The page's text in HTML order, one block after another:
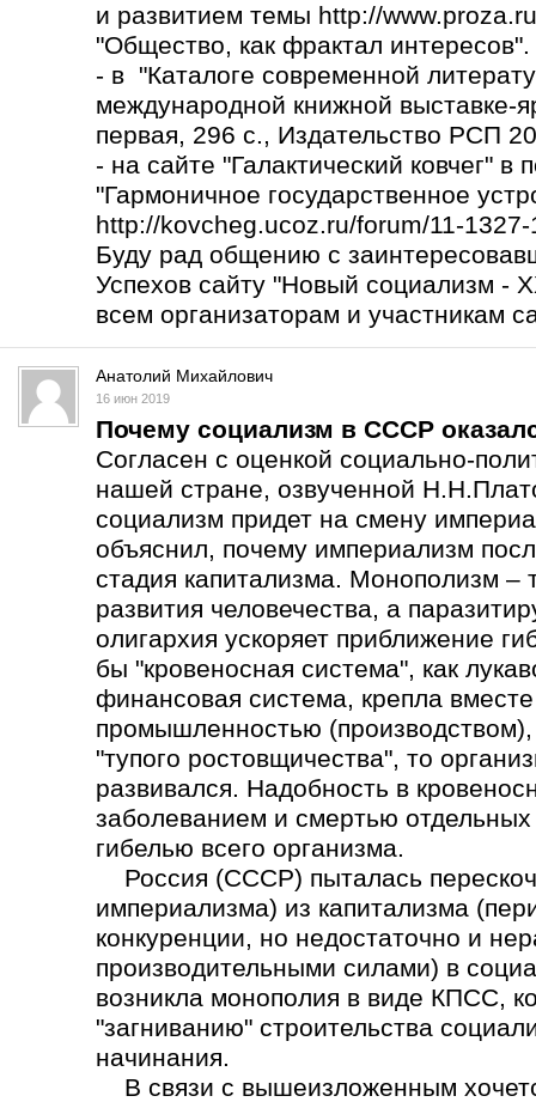
и развитием темы http://
"Общество, как фрактал интересов".
- в "Каталоге современной
международной книжной выставке-
первая, 296 с., Издательство РСП
- на сайте "Галактический ковчег" в
"Гармоничное государственное
http://kovcheg.ucoz.ru/forum/11-
Буду рад общению с
Успехов сайту "Новый социализм -
всем организаторам и участникам
Анатолий Михайлович
16 июн 2019
Почему социализм в СССР
Согласен с оценкой социально-
нашей стране, озвученной
социализм придет на смену
объяснил, почему империализм
стадия капитализма. Монополизм –
развития человечества, а
олигархия ускоряет приближение
бы "кровеносная система", как
финансовая система, крепла
промышленностью (производством),
"тупого ростовщичества", то
развивался. Надобность в
заболеванием и смертью отдельных
гибелью всего организма.
Россия (СССР) пыталась
империализма) из капитализма
конкуренции, но недостаточно и
производительными силами) в
возникла монополия в виде КПСС,
"загниванию" строительства
начинания.
В связи с вышеизложенным